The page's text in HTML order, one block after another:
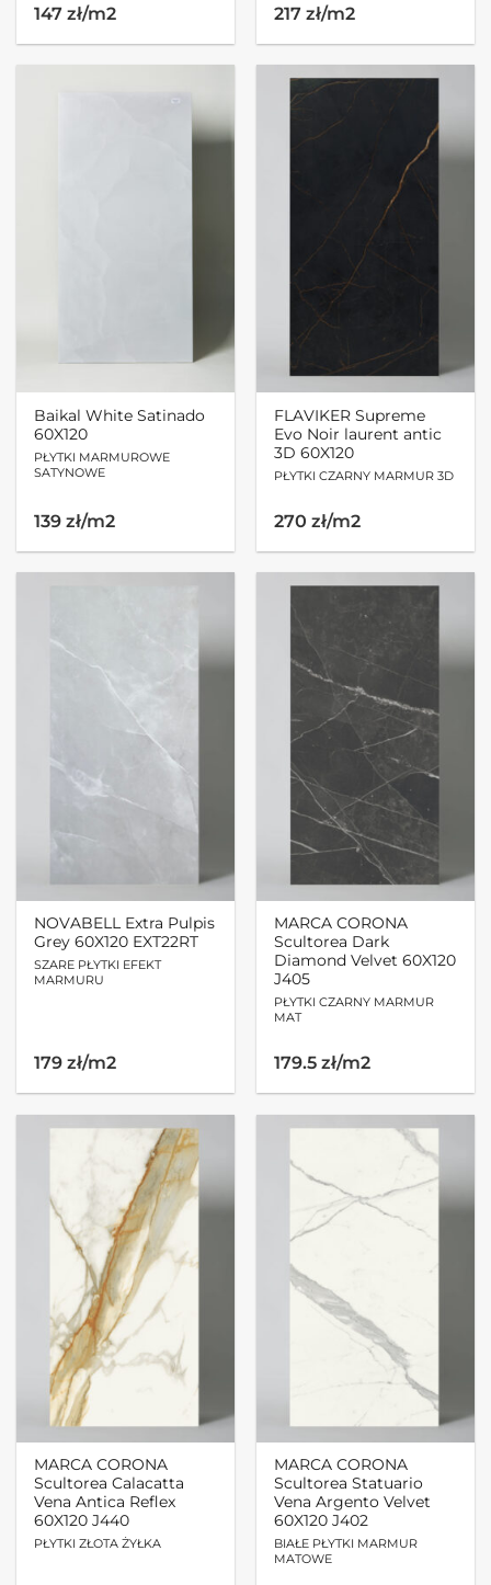
147 zł/m2
Pierwotna
cena
Aktualna
cena
217 zł/m2
Baikal White Satinado
60X120
PŁYTKI MARMUROWE
SATYNOWE
139 zł/m2
FLAVIKER Supreme
Evo Noir laurent antic
3D 60X120
PŁYTKI CZARNY MARMUR 3D
270 zł/m2
NOVABELL Extra Pulpis
Grey 60X120 EXT22RT
SZARE PŁYTKI EFEKT
MARMURU
179 zł/m2
MARCA CORONA
Scultorea Dark
Diamond Velvet 60X120
J405
PŁYTKI CZARNY MARMUR
MAT
179.5 zł/m2
MARCA CORONA
Scultorea Calacatta
Vena Antica Reflex
60X120 J440
PŁYTKI ZŁOTA ŻYŁKA
MARCA CORONA
Scultorea Statuario
Vena Argento Velvet
60X120 J402
BIAŁE PŁYTKI MARMUR
MATOWE